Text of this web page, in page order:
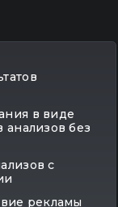
в виде
анализов без
с
рекламы